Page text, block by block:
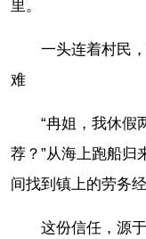
里。
一头连着村民
难
“冉姐，我休假
荐？”从海上跑船归
间找到镇上的劳务
这份信任，源